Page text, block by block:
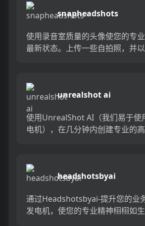
snapheadshots
使用录音室质量的头像使您的专
最新状态。上传一些自拍照，并
unrealshot ai
使用UnrealShot AI（我们易于使
电机），在几分钟内创建专业的
headshotsbyai
通过Headshotsbyai-提升您的业
发电机，使您的专业精神栩栩如